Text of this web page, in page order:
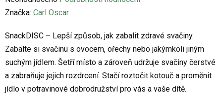
hodnocení
je
0,0
z
5
hvězdiček.
Značka: Carl Oscar
SnackDISC – Lepší způsob, jak zabalit zdravé svačiny.
Zabalte si svačinu s ovocem, ořechy nebo jakýmkoli jiným
suchým jídlem. Šetří místo a zároveň udržuje svačiny čerstvé
a zabraňuje jejich rozdrcení. Stačí roztočit kotouč a proměnit
jídlo v potravinové dobrodružství pro vás a vaše dítě.